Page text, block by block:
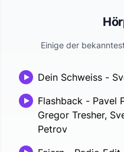
Einige der
Dein Schweiss -
Flashback - Pavel
Gregor Tresher,
Petrov